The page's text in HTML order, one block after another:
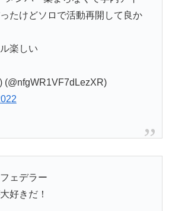
たけどソロで活動再開して良か
楽しい
ェデラー
好きだ！